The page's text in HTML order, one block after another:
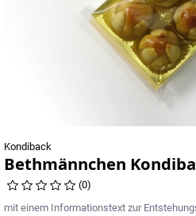
Kondiback
Bethmännchen
(0)
mit einem Informationstext zur